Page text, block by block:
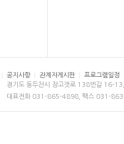
경기도 동두천시 장고갯로 138번길 16-
대표전화 031-865-4898, 팩스 031-
공지사항 관계자게시판 프로그램일정